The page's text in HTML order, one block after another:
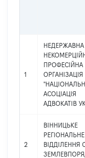
1
НЕДЕРЖАВНА
ПРОФЕСІЙНА
ОРГАНІЗАЦІЯ
АСОЦІАЦІЯ
АДВОКАТІВ
2
ВІННИЦЬКЕ
РЕГІОНАЛЬНЕ
ВІДДІЛЕННЯ